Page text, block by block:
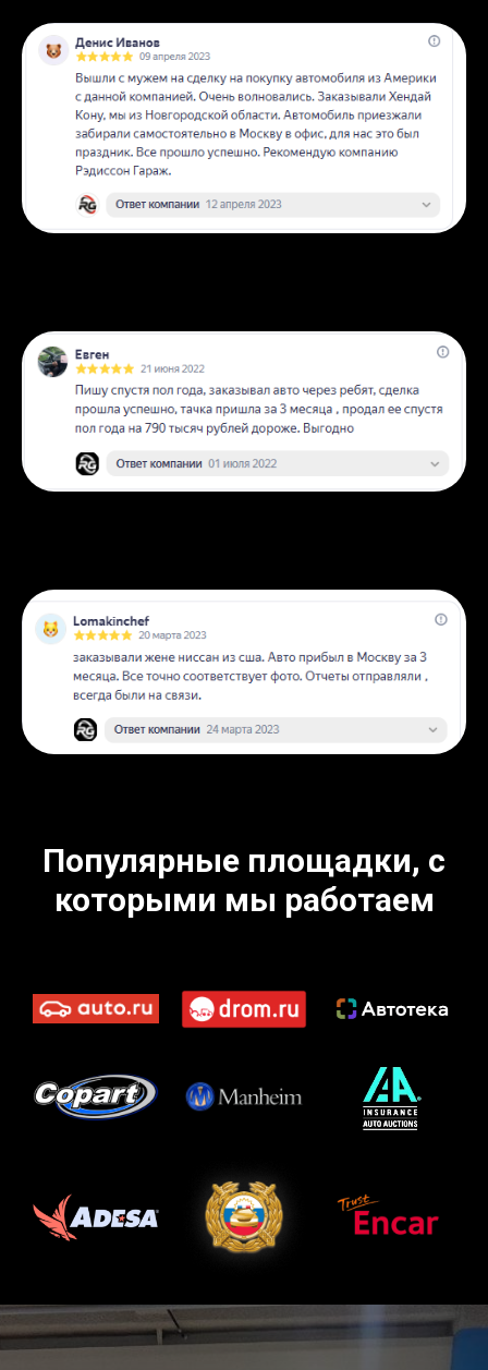
Популярные площадки, с
которыми мы работаем